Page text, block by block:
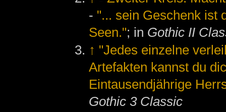
- "... sein Geschenk ist
Seen."; in Gothic II
↑ "Jedes einzelne
Artefakten kannst du
Eintausendjährige
Gothic 3 Classic